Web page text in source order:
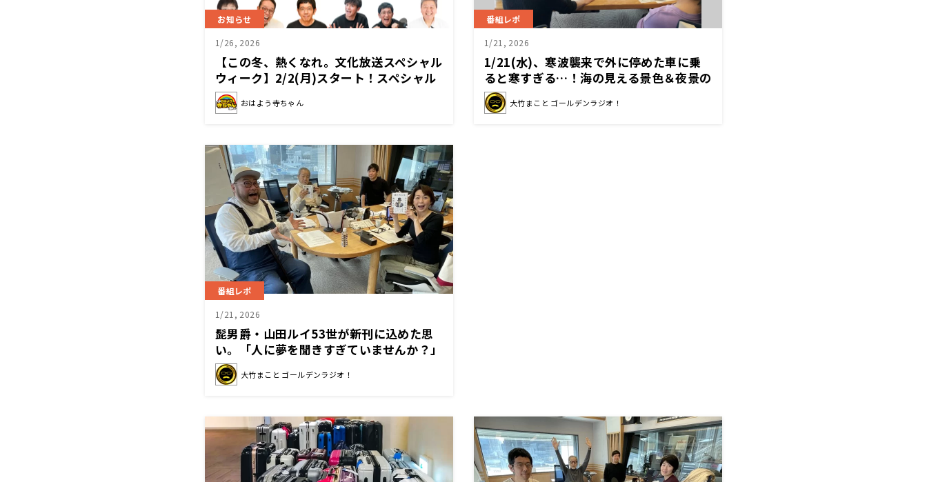
お知らせ
1/26, 2026
【この冬、熱くなれ。文化放送スペシャル
ウィーク】2/2(月)スタート！スペシャル
ゲスト＆特別企画やプレゼントが満載の1
週間 おはよう寺ちゃん
番組レポ
1/21, 2026
1/21(水)、寒波襲来で外に停めた車に乗
ると寒すぎる…！海の見える景色＆夜景の
見える景色どっちがいい論争も勃発！？
大竹まこと ゴールデンラジオ！
番組レポ
1/21, 2026
髭男爵・山田ルイ53世が新刊に込めた思
い。「人に夢を聞きすぎていませんか？」
大竹まこと ゴールデンラジオ！